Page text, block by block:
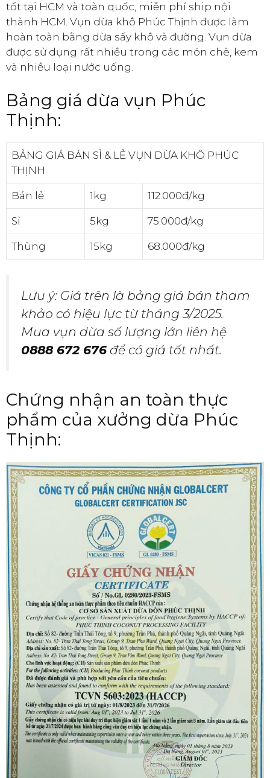
tốt tại HCM và toàn quốc, miễn phí ship nội
thành HCM. Vụn dừa khô Phúc Thịnh được làm
hoàn toàn bằng dừa sấy khô và đường. Vụn dừa
được sử dụng rất nhiều trong các món chè, kem
và nhiều loại nước uống.
Bảng giá dừa vụn Phúc
Thịnh:
BẢNG GIÁ BÁN SỈ & LẺ VỤN DỪA KHÔ PHÚC
THỊNH
Bán lẻ 1kg 112.000đ/kg
Sỉ 5kg 75.000đ/kg
Thùng 15kg 68.000đ/kg
Lưu ý: Giá trên là bảng giá bán tham
khảo có hiệu lực từ tháng 3/2025.
Mua vụn dừa số lượng lớn liên hệ
0888 672 676để có giá tốt nhất.
Chứng nhận an toàn thực
phẩm của xưởng dừa Phúc
Thịnh: